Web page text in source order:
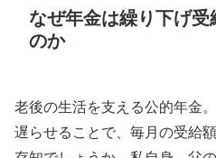
なぜ年金は繰り下げ
のか
老後の生活を支える公的年金
遅らせることで、毎月の受給